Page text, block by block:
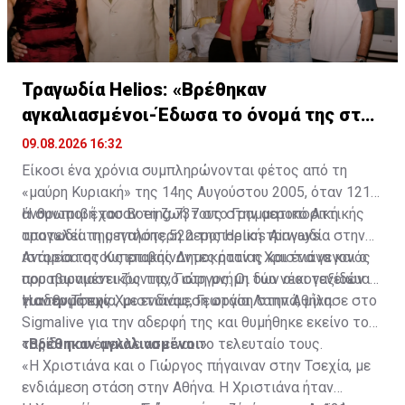
Τραγωδία Helios: «Βρέθηκαν
αγκαλιασμένοι-Έδωσα το όνομά της στην
κόρη μου»
09.08.2026 16:32
Είκοσι ένα χρόνια συμπληρώνονται φέτος από τη
«μαύρη Κυριακή» της 14ης Αυγούστου 2005, όταν 121
άνθρωποι έχασαν τη ζωή τους στην αεροπορική
τραγωδία της πτήσης 522 της Helios Airways.
Η συντριβή του Boeing 737 στο Γραμματικό Αττικής
αποτελεί τη μεγαλύτερη αεροπορική τραγωδία στην
ιστορία της Κυπριακής Δημοκρατίας και ένα γεγονός
που παραμένει ζωντανό στη μνήμη των οικογενειών
των θυμάτων.
Ανάμεσα στους επιβαίνοντες ήταν η Χριστιάνα και ο
αρραβωνιαστικός της, Γιώργος. Οι δύο νέοι ταξίδευαν
για την Τσεχία, με ενδιάμεση στάση στην Αθήνα.
Η αδερφή της Χριστιάνας, Γεωργία Λαππά, μίλησε στο
Sigmalive για την αδερφή της και θυμήθηκε εκείνο το
ταξίδι που έμελλε να είναι το τελευταίο τους.
«Βρέθηκαν αγκαλιασμένοι»
«Η Χριστιάνα και ο Γιώργος πήγαιναν στην Τσεχία, με
ενδιάμεση στάση στην Αθήνα. Η Χριστιάνα ήταν